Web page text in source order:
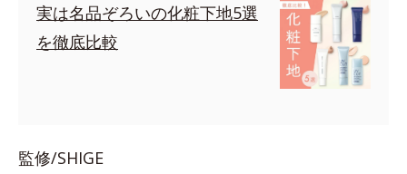
実は名品ぞろいの化粧下地5選
を徹底比較
監修/SHIGE